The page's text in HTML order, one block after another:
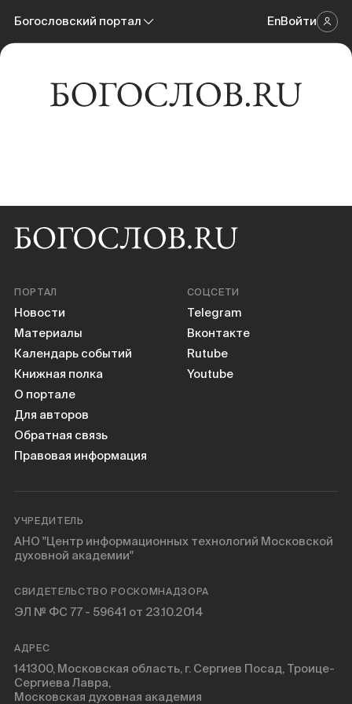
Богословский портал
Богословский портал
EnВойти
Новости
Научные инструменты
ПОРТАЛ
Новости
Материалы
Календарь событий
Книжная полка
О портале
Для авторов
Обратная связь
Правовая информация
СОЦСЕТИ
Telegram
Вконтакте
Rutube
Youtube
УЧРЕДИТЕЛЬ
АНО "Центр информационных технологий Московской
духовной академии"
СВИДЕТЕЛЬСТВО РОСКОМНАДЗОРА
ЭЛ № ФС 77 - 59641 от 23.10.2014
АДРЕС
141300, Московская область, г. Сергиев Посад, Троице-
Сергиева Лавра,
Московская духовная академия